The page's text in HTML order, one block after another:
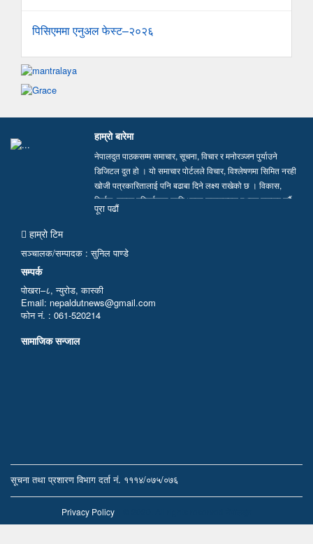
पिसिएममा एनुअल फेस्ट–२०२६
हाम्रो बारेमा
नेपालदुत पाठकसम्म समाचार, सूचना, विचार र मनोरञ्जन पुर्याउने
डिजिटल दुत हो । यो समाचार पोर्टलले विचार, विश्लेषणमा सिमित नरही
खोजी पत्रकारितालाई पनि बढाबा दिने लक्ष्य राखेको छ । विकास,
निर्माण, समाज परिवर्तनका लागि भएका सकारात्मक पक्षहरु उजागर गर्दै
सत्य, तथ्य र निष्पक्ष समाचार सम्प्रेषण गर्न हामी प्रतिवद्ध छौं…
पूरा पढाैं
हाम्रो टिम
सञ्चालक/सम्पादक : सुनिल पाण्डे
सम्पर्क
पोखरा–८, न्युरोड, कास्की
Email: nepaldutnews@gmail.com
फोन नं. : 061-520214
सामाजिक सन्जाल
सूचना तथा प्रशारण विभाग दर्ता नं. १११४/०७५/०७६
Privacy Policy